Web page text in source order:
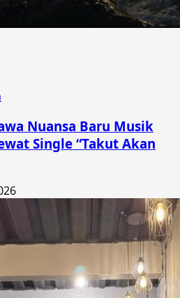
Nuansa Baru Musik
Single “Takut Akan